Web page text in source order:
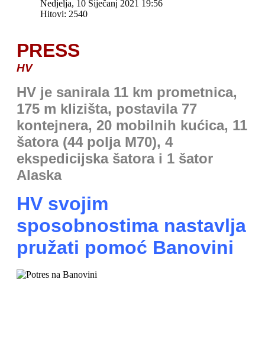
Nedjelja, 10 Siječanj 2021 19:56
Hitovi: 2540
PRESS
HV
HV je sanirala 11 km prometnica,
175 m klizišta, postavila 77
kontejnera, 20 mobilnih kućica, 11
šatora (44 polja M70), 4
ekspedicijska šatora i 1 šator
Alaska
HV svojim
sposobnostima nastavlja
pružati pomoć Banovini